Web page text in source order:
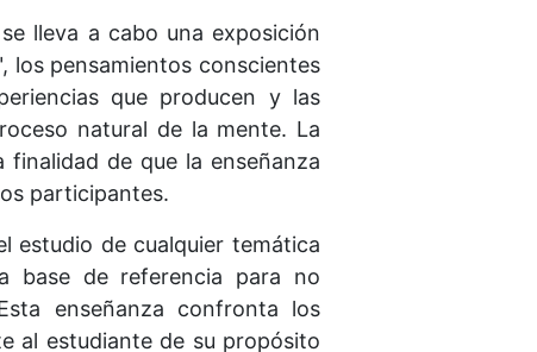
lleva a cabo una exposición
los pensamientos conscientes
que producen y las
natural de la mente. La
de que la enseñanza
participantes.
estudio de cualquier temática
base de referencia para no
enseñanza confronta los
al estudiante de su propósito